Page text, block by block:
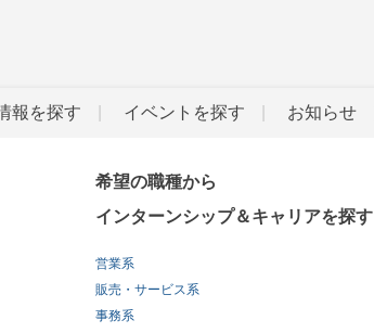
報を探す イベントを探す お知らせ
希望の職種から
インターンシップ＆キャリアを探す
営業系
販売・サービス系
事務系